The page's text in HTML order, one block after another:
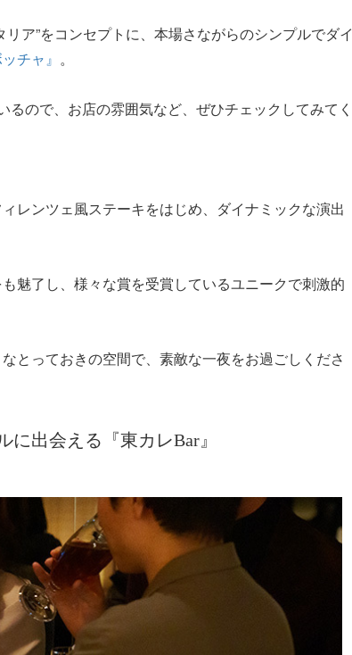
ア”をコンセプトに、本場さながらのシンプルでダイ
チャ』 。
ので、お店の雰囲気など、ぜひチェックしてみてく
レンツェ風ステーキをはじめ、ダイナミックな演出
魅了し、様々な賞を受賞しているユニークで刺激的
とっておきの空間で、素敵な一夜をお過ごしくださ
出会える『東カレBar』